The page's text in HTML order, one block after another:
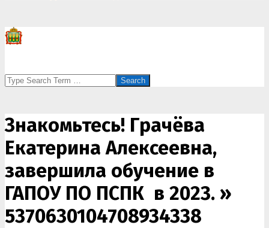
Search
Знакомьтесь! Грачёва
Екатерина Алексеевна,
завершила обучение в
ГАПОУ ПО ПСПК в 2023. »
5370630104708934338